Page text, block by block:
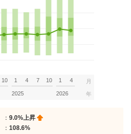
10 1 4 7 10
2025
1 4
2026
月
年
： 9.0%上昇
： 108.6%